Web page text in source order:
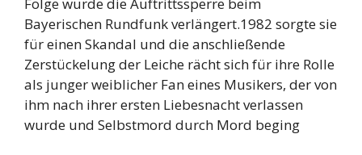
Bayerischen Rundfunk verlängert.1982 sorgte sie
für einen Skandal und die anschließende
Zerstückelung der Leiche rächt sich für ihre Rolle
als junger weiblicher Fan eines Musikers, der von
ihm nach ihrer ersten Liebesnacht verlassen
wurde und Selbstmord durch Mord beging